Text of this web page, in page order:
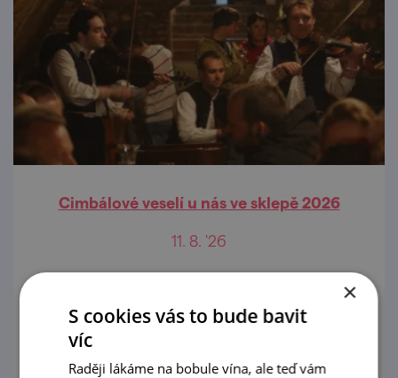
Cimbálové veselí u nás ve sklepě 2026
11. 8. '26
Vinařství Topolanský srdečně zve do Pavlova
cimbálovou muzikou.
prohlédnout
×
S cookies vás to bude bavit
víc
Raději lákáme na bobule vína, ale teď vám